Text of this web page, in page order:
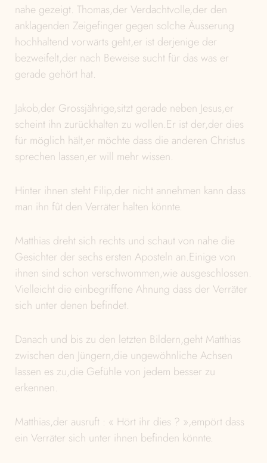
nahe gezeigt. Thomas,der Verdachtvolle,der den
anklagenden Zeigefinger gegen solche Äusserung
hochhaltend vorwärts geht,er ist derjenige der
bezweifelt,der nach Beweise sucht für das was er
gerade gehört hat.
Jakob,der Grossjährige,sitzt gerade neben Jesus,er
scheint ihn zurückhalten zu wollen.Er ist der,der dies
für möglich hält,er möchte dass die anderen Christus
sprechen lassen,er will mehr wissen.
Hinter ihnen steht Filip,der nicht annehmen kann dass
man ihn fût den Verräter halten könnte.
Matthias dreht sich rechts und schaut von nahe die
Gesichter der sechs ersten Aposteln an.Einige von
ihnen sind schon verschwommen,wie ausgeschlossen.
Vielleicht die einbegriffene Ahnung dass der Verräter
sich unter denen befindet.
Danach und bis zu den letzten Bildern,geht Matthias
zwischen den Jüngern,die ungewöhnliche Achsen
lassen es zu,die Gefühle von jedem besser zu
erkennen.
Matthias,der ausruft : « Hört ihr dies ? »,empört dass
ein Verräter sich unter ihnen befinden könnte.